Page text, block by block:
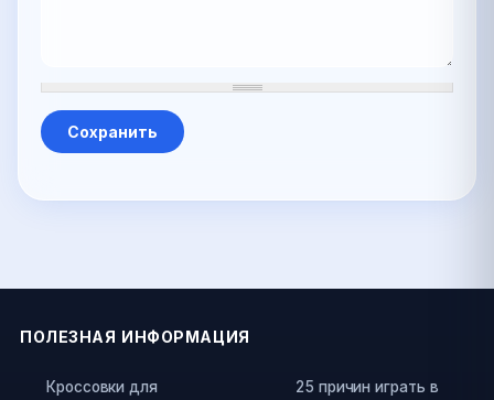
ПОЛЕЗНАЯ ИНФОРМАЦИЯ
Кроссовки для
25 причин играть в